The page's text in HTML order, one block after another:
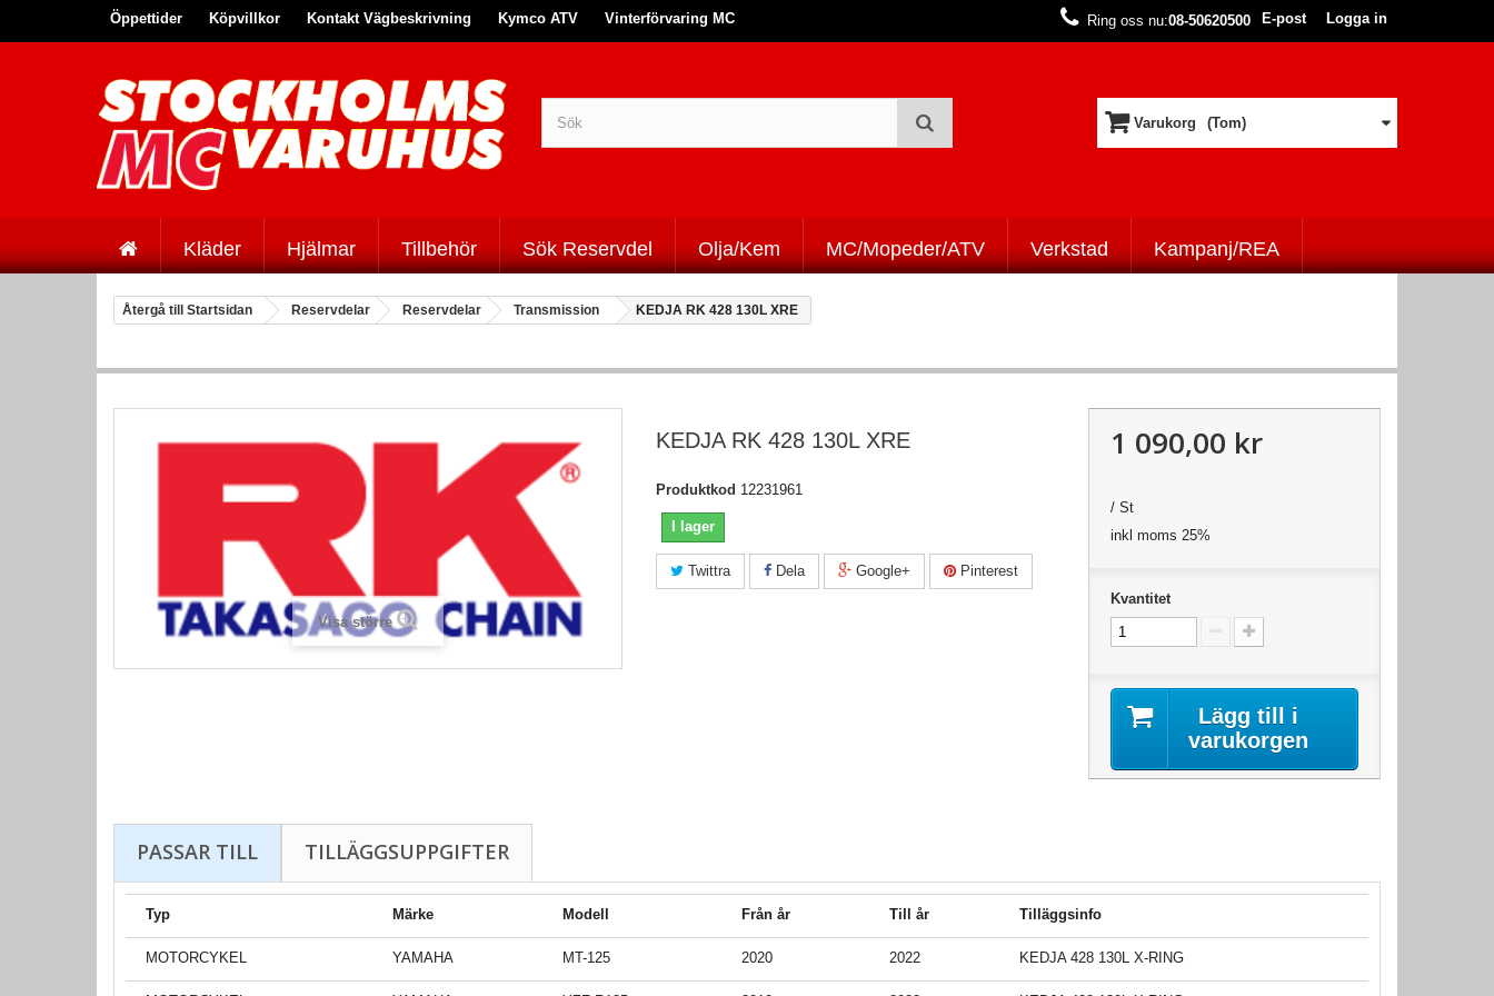
Öppettider Köpvillkor Kontakt Vägbeskrivning Kymco ATV Vinterförvaring MC Logga in
E-post
Ring oss nu:08-50620500
Varukorg (Tom)
Kläder Hjälmar Tillbehör Sök Reservdel Olja/Kem MC/Mopeder/ATV Verkstad Kampanj/REA
Återgå till Startsidan Reservdelar Reservdelar Transmission KEDJA RK 428 130L XRE
Visa större
KEDJA RK 428 130L XRE
Produktkod 12231961
I lager
Twittra Dela Google+ Pinterest
1 090,00 kr
/ St
inkl moms 25%
Kvantitet
Lägg till i
varukorgen
PASSAR TILL TILLÄGGSUPPGIFTER
Typ Märke Modell Från år Till år Tilläggsinfo
MOTORCYKEL YAMAHA MT-125 2020 2022 KEDJA 428 130L X-RING